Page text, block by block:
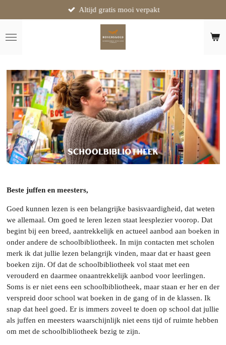
direct
naar
de
Altijd gratis mooi verpakt
Beste juffen en meesters,
Goed kunnen lezen is een belangrijke basisvaardigheid, dat weten
we allemaal. Om goed te leren lezen staat leesplezier voorop. Dat
begint bij een breed, aantrekkelijk en actueel aanbod aan boeken in
onder andere de schoolbibliotheek. In mijn contacten met scholen
merk ik dat jullie lezen belangrijk vinden, maar dat er haast geen
boeken zijn. Of dat de schoolbibliotheek vol staat met een
verouderd en daarmee onaantrekkelijk aanbod voor leerlingen.
Soms is er niet eens een schoolbibliotheek, maar staan er her en der
verspreid door school wat boeken in de gang of in de klassen. Ik
snap dat heel goed. Er is immers zoveel te doen op school dat jullie
als juffen en meesters waarschijnlijk niet eens tijd of ruimte hebben
om met de schoolbibliotheek bezig te zijn.